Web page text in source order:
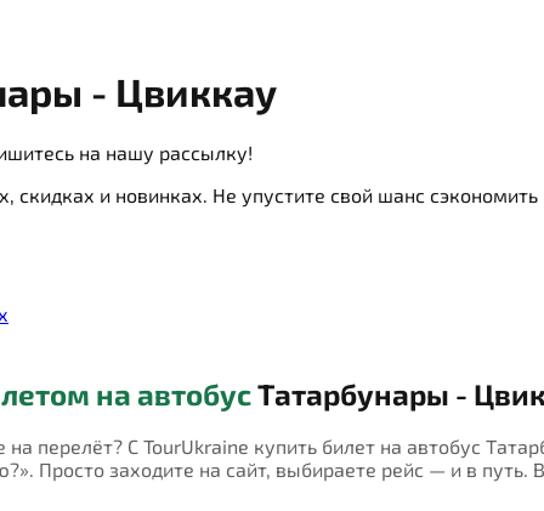
- Цвиккау
на нашу рассылку!
скидках и новинках. Не упустите свой шанс
на автобусТатарбунары -
на перелёт? С TourUkraine купить билет на автобус
Просто заходите на сайт, выбираете рейс — и в